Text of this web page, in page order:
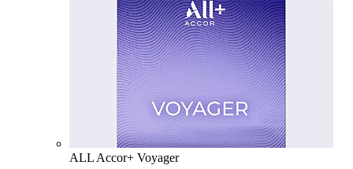
ALL Accor+ Voyager